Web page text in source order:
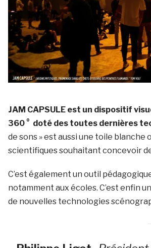
JAM CAPSULE est un dispositif
360 ° doté des toutes dernières
de sons » est aussi une toile
scientifiques souhaitant concevoir
C’est également un outil
notamment aux écoles. C’est enfin
de nouvelles technologies